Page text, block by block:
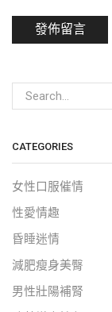
CATEGORIES
女性口服催情
性愛情趣
昏睡迷情
減肥瘦身美臀
男性壯陽補腎